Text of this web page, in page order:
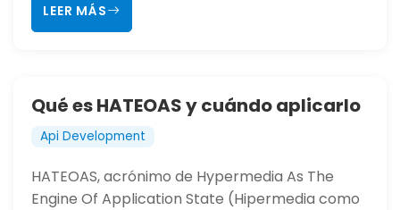
LEER MÁS
Qué es HATEOAS y cuándo aplicarlo
Api Development
HATEOAS, acrónimo de Hypermedia As The
Engine Of Application State (Hipermedia como